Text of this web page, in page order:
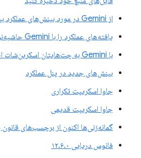
از Gemini در مورد بینش‌های عملکرد بپرسید
یافته‌های عملکرد را با Gemini حاشیه‌نویسی کنید
با Gemini به چت‌هایتان اسکرین‌شات اضافه کنید
بینش‌های جدید در پنل عملکرد
جاوا اسکریپت تکراری
جاوا اسکریپت قدیمی
گمانه‌زنی‌ها اکنون از برچسب‌های
فانوس دریایی ۱۲.۶.۰